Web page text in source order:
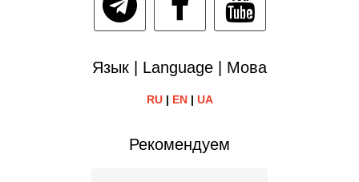
Язык | Language | Мова
RU| EN| UA
Рекомендуем